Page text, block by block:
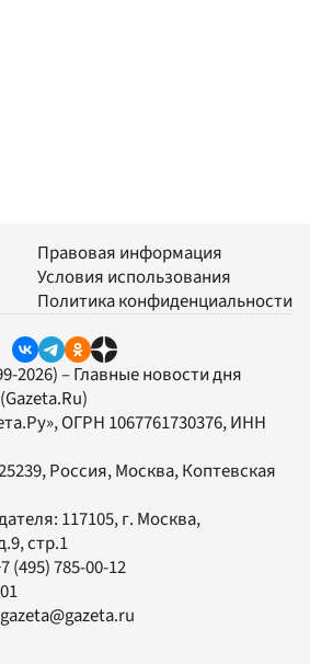
Правовая информация
Условия использования
Политика конфиденциальности
2026) – Главные новости дня
(Gazeta.Ru)
, ОГРН 1067761730376, ИНН
Россия, Москва, Коптевская
117105, г. Москва,
стр.1
(495) 785-00-12
gazeta@gazeta.ru